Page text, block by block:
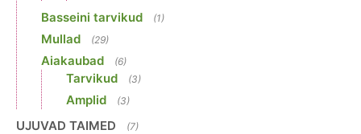
Basseini tarvikud (1)
Mullad (29)
Aiakaubad (6)
Tarvikud (3)
Amplid (3)
UJUVAD TAIMED (7)